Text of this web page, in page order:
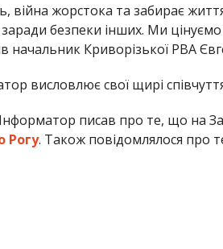
війна жорстока та забирає
безпеки інших. Ми
начальник Криворізької РВА
висловлює свої щирі
писав про те, що на
Рогу. Також повідомлялося про